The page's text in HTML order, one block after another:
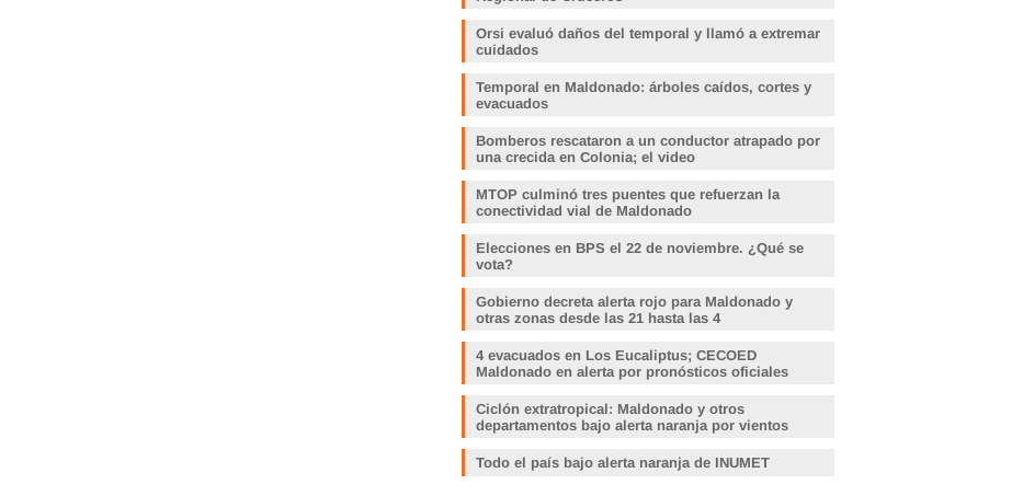
Orsi evaluó daños del temporal y llamó a extremar
cuidados
Temporal en Maldonado: árboles caídos, cortes y
evacuados
Bomberos rescataron a un conductor atrapado por
una crecida en Colonia; el video
MTOP culminó tres puentes que refuerzan la
conectividad vial de Maldonado
Elecciones en BPS el 22 de noviembre. ¿Qué se
vota?
Gobierno decreta alerta rojo para Maldonado y
otras zonas desde las 21 hasta las 4
4 evacuados en Los Eucaliptus; CECOED
Maldonado en alerta por pronósticos oficiales
Ciclón extratropical: Maldonado y otros
departamentos bajo alerta naranja por vientos
Todo el país bajo alerta naranja de INUMET